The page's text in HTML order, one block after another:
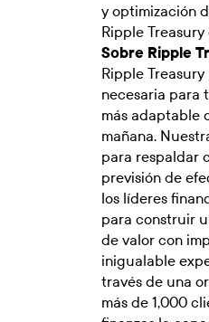
y optimización
Ripple
Sobre Ripple
Ripple
necesaria para
más adaptable
mañana.
para respaldar
previsión de
los líderes
para construir
de valor con
inigualable
través de una
más de 1,000